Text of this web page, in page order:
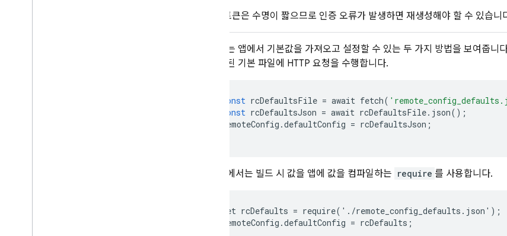
이 토큰은 수명이 짧으므로 인증 오류가 발생하면 재생성해야 할 수 있습니
다음 예는 앱에서 기본값을 가져오고 설정할 수 있는 두 가지 방법을 보여줍니
에 포함된 기본 파일에 HTTP 요청을 수행합니다.
const rcDefaultsFile = await fetch(
const rcDefaultsJson = await rcDefaultsFile. json();
remoteConfig .defaultConfig = rcDefaultsJson ;
다음 예에서는 빌드 시 값을 앱에 값을 컴파일하는 require 를 사용합니다.
  let rcDefaults = require('./remote_config_defaults.json');
  remoteConfig.defaultConfig = rcDefaults;